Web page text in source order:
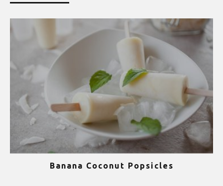
Banana Coconut Popsicles